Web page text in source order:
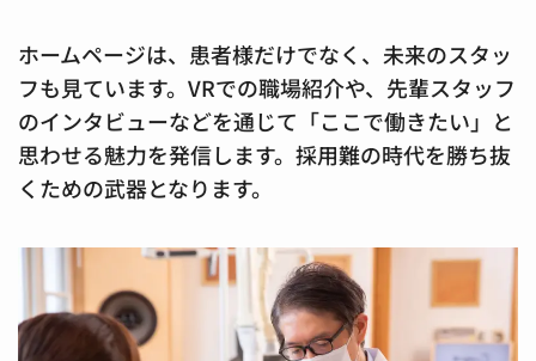
ホームページは、患者様だけでなく、未来のスタッ
フも見ています。VRでの職場紹介や、先輩スタッフ
のインタビューなどを通じて「ここで働きたい」と
思わせる魅力を発信します。採用難の時代を勝ち抜
くための武器となります。